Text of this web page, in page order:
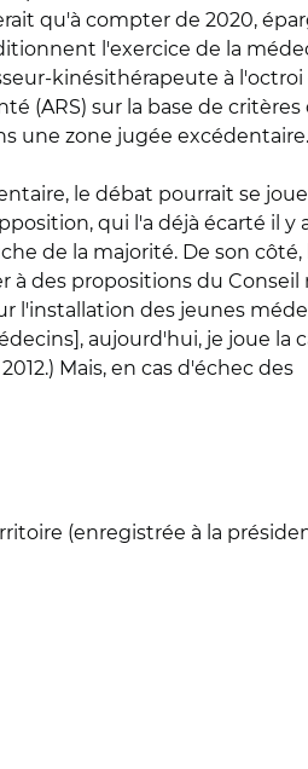
qu'à compter de 2020,
l'exercice de la
kinésithérapeute à
(ARS) sur la base de critères
une zone jugée excédentaire.
le débat pourrait se
qui l'a déjà écarté il y
de la majorité. De son côté,
à des propositions du Conseil
l'installation des jeunes
aujourd'hui, je joue la
Mais, en cas d'échec des
(enregistrée à la